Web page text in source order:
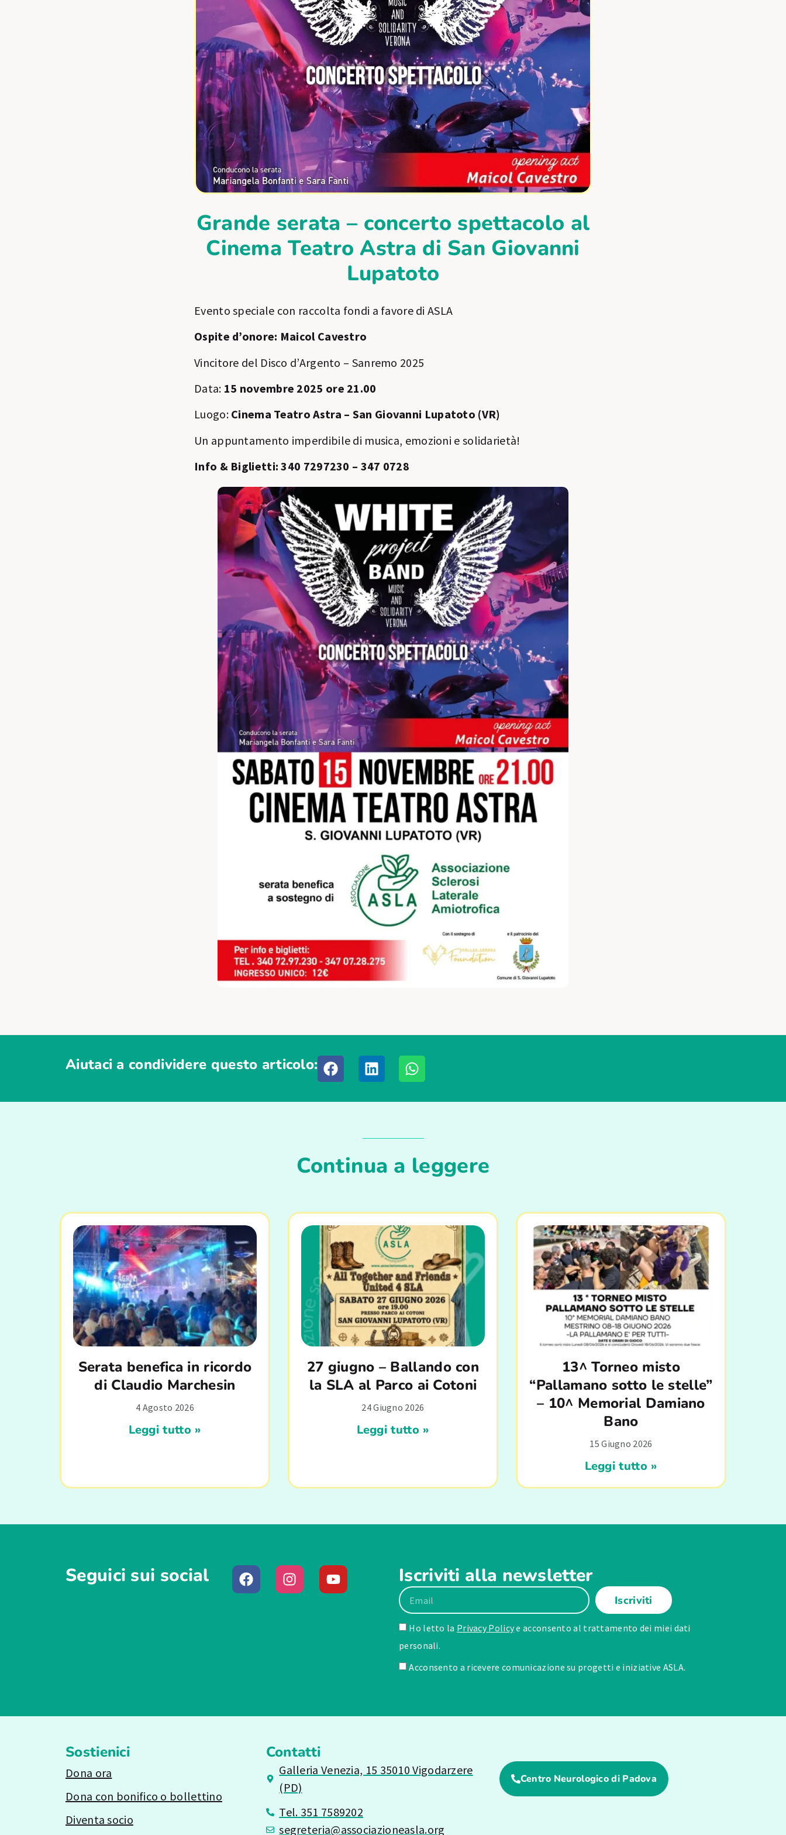
Grande serata – concerto spettacolo al
Cinema Teatro Astra di San Giovanni
Lupatoto
Evento speciale con raccolta fondi a favore di ASLA
Ospite d’onore: Maicol Cavestro
Vincitore del Disco d’Argento – Sanremo 2025
Data: 15 novembre 2025 ore 21.00
Luogo: Cinema Teatro Astra – San Giovanni Lupatoto (VR)
Un appuntamento imperdibile di musica, emozioni e solidarietà!
Info & Biglietti: 340 7297230 – 347 0728
Aiutaci a condividere questo articolo:
Continua a leggere
Serata benefica in ricordo
di Claudio Marchesin
4 Agosto 2026
Leggi tutto »
27 giugno – Ballando con
la SLA al Parco ai Cotoni
24 Giugno 2026
Leggi tutto »
13^ Torneo misto
“Pallamano sotto le stelle”
– 10^ Memorial Damiano
Bano
15 Giugno 2026
Leggi tutto »
Seguici sui social Iscriviti alla newsletter
Ho letto la Privacy Policye acconsento al trattamento dei miei dati
personali.
Acconsento a ricevere comunicazione su progetti e iniziative ASLA.
Iscriviti
Sostienici
Dona ora
Dona con bonifico o bollettino
Diventa socio
Contatti
Galleria Venezia, 15 35010 Vigodarzere
(PD)
Tel. 351 7589202
segreteria@associazioneasla.org
Centro Neurologico di Padova